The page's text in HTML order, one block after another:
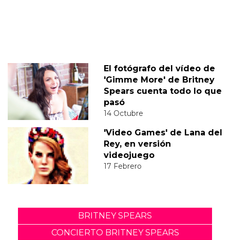
El fotógrafo del vídeo de
'Gimme More' de Britney
Spears cuenta todo lo que
pasó
14 Octubre
'Video Games' de Lana del
Rey, en versión
videojuego
17 Febrero
BRITNEY SPEARS
CONCIERTO BRITNEY SPEARS